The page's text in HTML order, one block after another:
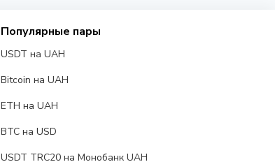
Популярные пары
USDT на UAH
Bitcoin на UAH
ETH на UAH
BTC на USD
USDT TRC20 на Монобанк UAH